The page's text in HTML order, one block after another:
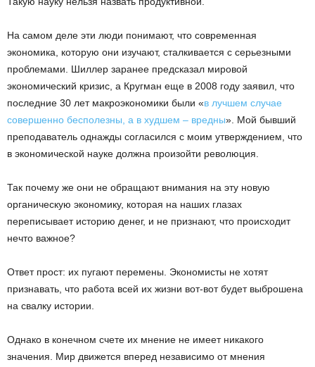
На самом деле эти люди понимают, что современная
экономика, которую они изучают, сталкивается с серьезными
проблемами. Шиллер заранее предсказал мировой
экономический кризис, а Кругман еще в 2008 году заявил, что
последние 30 лет макроэкономики были «в лучшем случае
совершенно бесполезны, а в худшем – вредны». Мой бывший
преподаватель однажды согласился с моим утверждением, что
в экономической науке должна произойти революция.
Так почему же они не обращают внимания на эту новую
органическую экономику, которая на наших глазах
переписывает историю денег, и не признают, что происходит
нечто важное?
Ответ прост: их пугают перемены. Экономисты не хотят
признавать, что работа всей их жизни вот-вот будет выброшена
на свалку истории.
Однако в конечном счете их мнение не имеет никакого
значения. Мир движется вперед независимо от мнения